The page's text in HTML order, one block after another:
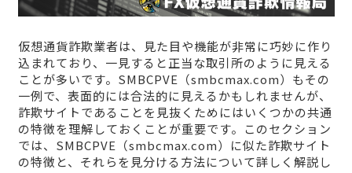
仮想通貨詐欺業者は、見た目や機能が非常に巧妙に作り
込まれており、一見すると正当な取引所のように見える
ことが多いです。SMBCPVE（smbcmax.com）もその
一例で、表面的には合法的に見えるかもしれませんが、
詐欺サイトであることを見抜くためにはいくつかの共通
の特徴を理解しておくことが重要です。このセクション
では、SMBCPVE（smbcmax.com）に似た詐欺サイト
の特徴と、それらを見分ける方法について詳しく解説し